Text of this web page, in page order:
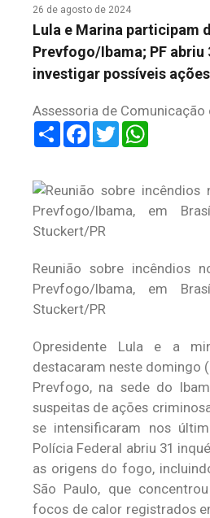
26 de agosto de 2024
Lula e Marina participam
Prevfogo/Ibama; PF
investigar possíveis
Assessoria de Comunicação
ShareFacebook
Twitter
Reunião sobre incêndios
Prevfogo/Ibama, em
Stuckert/PR
Opresidente Lula e a
destacaram neste domingo
Prevfogo, na sede do
suspeitas de ações
se intensificaram nos
Polícia Federal abriu 31
as origens do fogo,
São Paulo, que
focos de calor registrados